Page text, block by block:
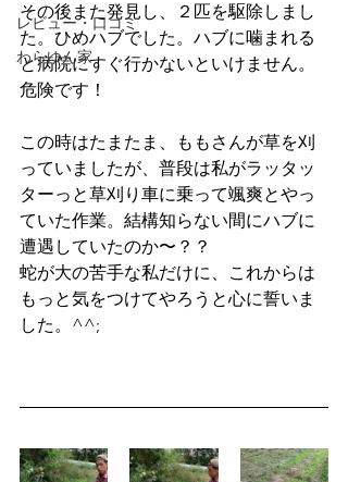
レビュー・口コミ
わらゆん家
その後また発見し、２匹を駆除しまし
た。ひめハブでした。ハブに噛まれる
と病院にすぐ行かないといけません。
危険です！
この時はたまたま、ももさんが草を刈
っていましたが、普段は私がラッタッ
ターっと草刈り車に乗って颯爽とやっ
ていた作業。結構知らない間にハブに
遭遇していたのか〜？？
蛇が大の苦手な私だけに、これからは
もっと気をつけてやろうと心に誓いま
した。^^;